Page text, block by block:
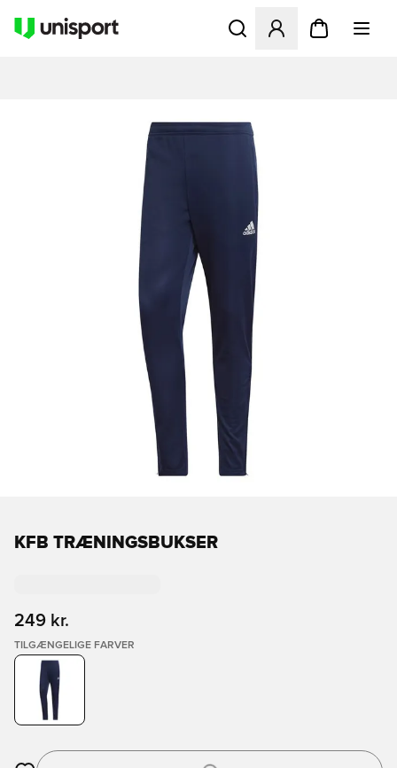
Åbner en Modal til at
KFB TRÆNINGSBUKSER
249 kr.
TILGÆNGELIGE FARVER